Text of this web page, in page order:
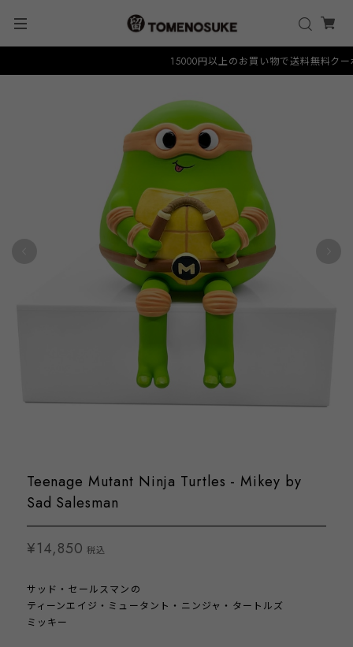
15000円以上のお買い物で送料無料クー
Teenage Mutant Ninja Turtles - Mikey by
Sad Salesman
¥14,850 税込
サッド・セールスマンの
ティーンエイジ・ミュータント・ニンジャ・タートルズ
ミッキー